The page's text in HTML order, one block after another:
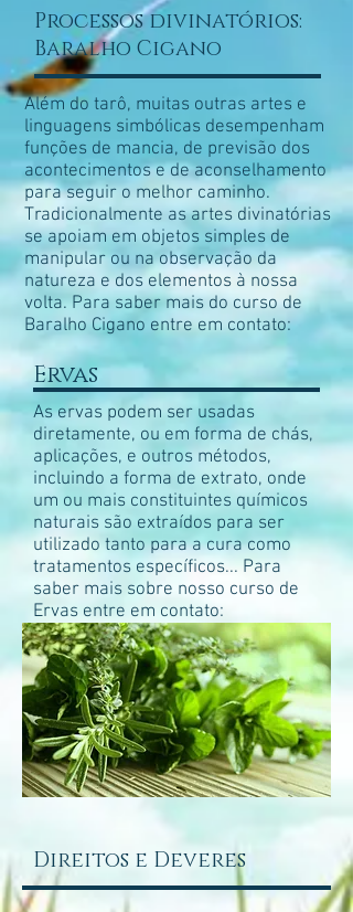
Processos divinatórios:
Baralho Cigano
Além do tarô, muitas outras artes e
linguagens simbólicas desempenham
funções de mancia, de previsão dos
acontecimentos e de aconselhamento
para seguir o melhor caminho.
Tradicionalmente as artes divinatórias
se apoiam em objetos simples de
manipular ou na observação da
natureza e dos elementos à nossa
volta. Para saber mais do curso de
Baralho Cigano entre em contato:
Ervas
As ervas podem ser usadas
diretamente, ou em forma de chás,
aplicações, e outros métodos,
incluindo a forma de extrato, onde
um ou mais constituintes químicos
naturais são extraídos para ser
utilizado tanto para a cura como
tratamentos específicos... Para
saber mais sobre nosso curso de
Ervas entre em contato:
Direitos e Deveres